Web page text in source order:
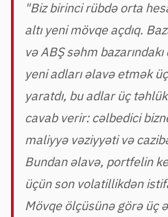
"Biz birinci rübdə orta
altı yeni mövqe açdıq.
və ABŞ səhm
yeni adları əlavə etmək
yaratdı, bu adlar üç
cavab verir: cəlbedici
maliyyə vəziyyəti və
Bundan əlavə, portfelin
üçün son volatillikdən
Mövqe ölçüsünə görə üç